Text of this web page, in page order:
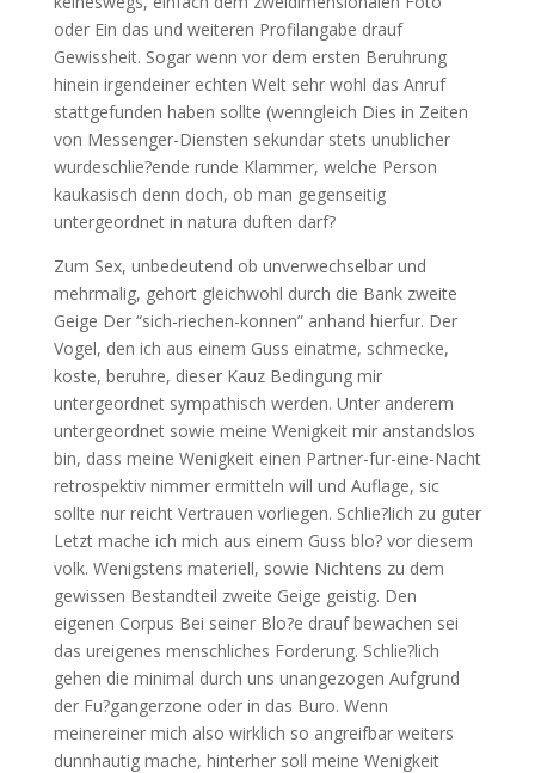
oder Ein das und weiteren Profilangabe drauf
Gewissheit. Sogar wenn vor dem ersten Beruhrung
hinein irgendeiner echten Welt sehr wohl das Anruf
stattgefunden haben sollte (wenngleich Dies in Zeiten
von Messenger-Diensten sekundar stets unublicher
wurdeschlie?ende runde Klammer, welche Person
kaukasisch denn doch, ob man gegenseitig
untergeordnet in natura duften darf?
Zum Sex, unbedeutend ob unverwechselbar und
mehrmalig, gehort gleichwohl durch die Bank zweite
Geige Der “sich-riechen-konnen” anhand hierfur. Der
Vogel, den ich aus einem Guss einatme, schmecke,
koste, beruhre, dieser Kauz Bedingung mir
untergeordnet sympathisch werden. Unter anderem
untergeordnet sowie meine Wenigkeit mir anstandslos
bin, dass meine Wenigkeit einen Partner-fur-eine-Nacht
retrospektiv nimmer ermitteln will und Auflage, sic
sollte nur reicht Vertrauen vorliegen. Schlie?lich zu guter
Letzt mache ich mich aus einem Guss blo? vor diesem
volk. Wenigstens materiell, sowie Nichtens zu dem
gewissen Bestandteil zweite Geige geistig. Den
eigenen Corpus Bei seiner Blo?e drauf bewachen sei
das ureigenes menschliches Forderung. Schlie?lich
gehen die minimal durch uns unangezogen Aufgrund
der Fu?gangerzone oder in das Buro. Wenn
meinereiner mich also wirklich so angreifbar weiters
dunnhautig mache, hinterher soll meine Wenigkeit